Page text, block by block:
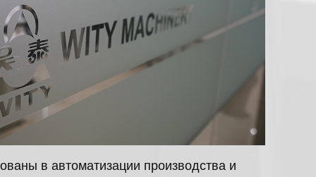
в автоматизации производства и